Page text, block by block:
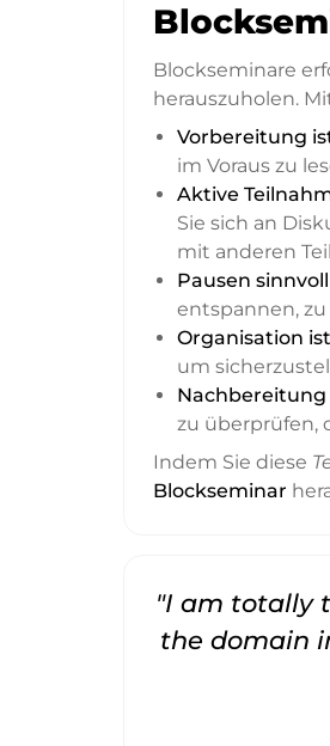
Blockseminare
herauszuholen.
Vorbereitung
im Voraus zu
Aktive
Sie sich an
mit anderen
Pausen
entspannen,
Organisation
um
zu überprüfen,
Indem Sie diese
Blockseminar
"I am totally
the domain